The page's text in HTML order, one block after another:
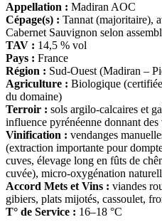
Appellation : Madiran AOC
Cépage(s) : Tannat (majoritaire),
Cabernet Sauvignon selon
TAV : 14,5 % vol
Pays : France
Région : Sud-Ouest (Madiran –
Agriculture : Biologique
du domaine)
Terroir : sols argilo-calcaires et
influence pyrénéenne donnant
Vinification : vendanges
(extraction importante pour
cuves, élevage long en fûts de
cuvée), micro-oxygénation
Accord Mets et Vins : viandes
gibiers, plats mijotés, cassoulet,
T° de Service : 16–18 °C